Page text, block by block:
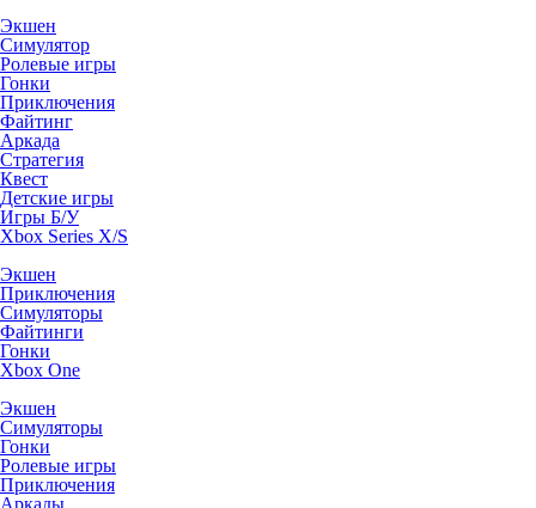
Экшен
Симулятор
Ролевые игры
Гонки
Приключения
Файтинг
Аркада
Стратегия
Квест
Детские игры
Игры Б/У
Xbox Series X/S
Экшен
Приключения
Симуляторы
Файтинги
Гонки
Xbox One
Экшен
Симуляторы
Гонки
Ролевые игры
Приключения
Аркады